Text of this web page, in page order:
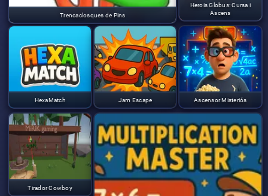
Trencaclosques de Pins
Herois Globus: Cursa i
Ascens
HexaMatch Jam Escape Ascensor Misteriós
Tirador Cowboy